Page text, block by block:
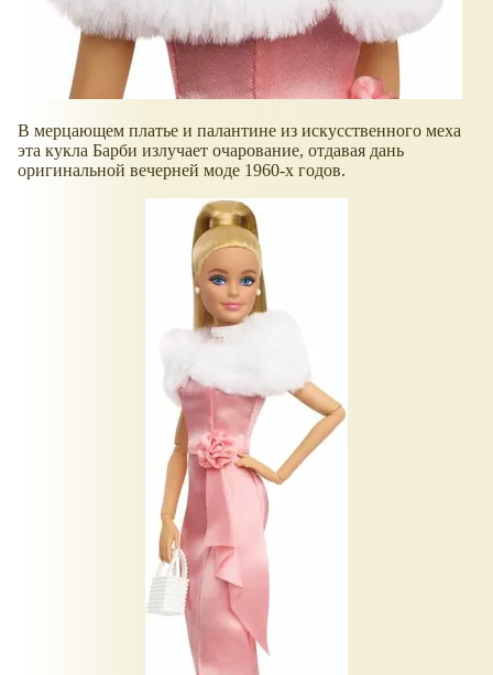
В мерцающем платье и палантине из искусственного меха
эта кукла Барби излучает очарование, отдавая дань
оригинальной вечерней моде 1960-х годов.